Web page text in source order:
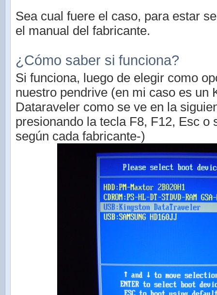
Sea cual fuere el caso, para estar
el manual del fabricante.
¿Cómo saber si funciona?
Si funciona, luego de elegir como
nuestro pendrive (en mi caso es un
Dataraveler como se ve en la
presionando la tecla F8, F12, Esc o
según cada fabricante-)